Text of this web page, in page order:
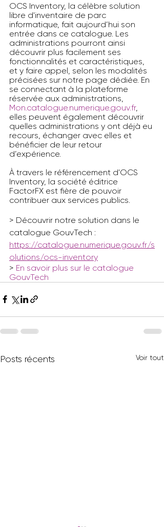
OCS Inventory, la célèbre solution
libre d'inventaire de parc
informatique, fait aujourd’hui son
entrée dans ce catalogue. Les
administrations pourront ainsi
découvrir plus facilement ses
fonctionnalités et caractéristiques,
et y faire appel, selon les modalités
précisées sur notre page dédiée. En
se connectant à la plateforme
réservée aux administrations,
Mon.catalogue.numerique.gouv.fr,
elles peuvent également découvrir
quelles administrations y ont déjà eu
recours, échanger avec elles et
bénéficier de leur retour
d’expérience.
À travers le référencement d'OCS
Inventory, la société éditrice
FactorFX est fière de pouvoir
contribuer aux services publics.
> Découvrir notre solution dans le
catalogue GouvTech :
https://catalogue.numerique.gouv.fr/s
olutions/ocs-inventory
> En savoir plus sur le catalogue
GouvTech
Posts récents Voir tout